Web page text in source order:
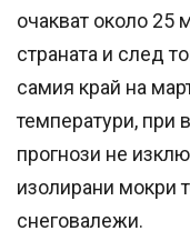
очакват около 25
страната и след
самия край на
температури, при
прогнози не
изолирани мокри
снеговалежи.